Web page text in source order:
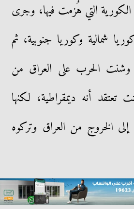
التي هُزمت فيها، وجرى
شمالية وكوريا جنوبية، ثم
وشنت الحرب على العراق من
أنه ديمقراطية، لكنها
الخروج من العراق وتركوه